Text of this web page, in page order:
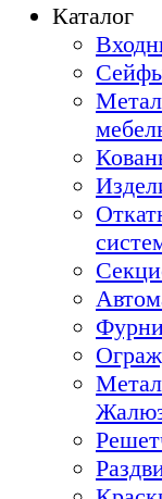
Каталог